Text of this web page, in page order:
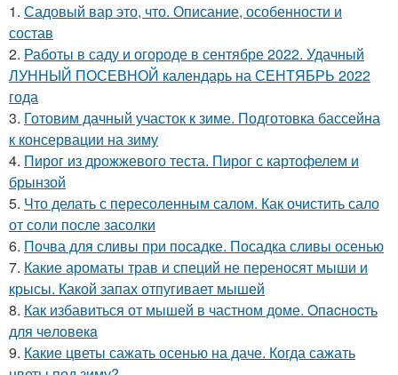
1. Садовый вар это, что. Описание, особенности и
состав
2. Работы в саду и огороде в сентябре 2022. Удачный
ЛУННЫЙ ПОСЕВНОЙ календарь на СЕНТЯБРЬ 2022
года
3. Готовим дачный участок к зиме. Подготовка бассейна
к консервации на зиму
4. Пирог из дрожжевого теста. Пирог с картофелем и
брынзой
5. Что делать с пересоленным салом. Как очистить сало
от соли после засолки
6. Почва для сливы при посадке. Посадка сливы осенью
7. Какие ароматы трав и специй не переносят мыши и
крысы. Какой запах отпугивает мышей
8. Как избавиться от мышей в частном доме. Oпacнocть
для чeлoвeкa
9. Какие цветы сажать осенью на даче. Когда сажать